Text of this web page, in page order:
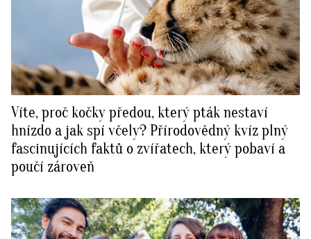
Víte, proč kočky předou, který pták nestaví
hnízdo a jak spí včely? Přírodovědný kvíz plný
fascinujících faktů o zvířatech, který pobaví a
poučí zároveň